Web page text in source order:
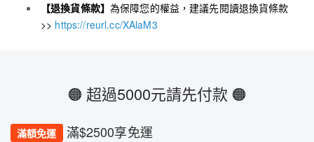
【退換貨條款】 為保障您的權益，建議先閱讀退換貨條款
>> https://reurl.cc/XAlaM3
🟠 超過5000元請先付款 🟠
滿額免運 滿$2500享免運